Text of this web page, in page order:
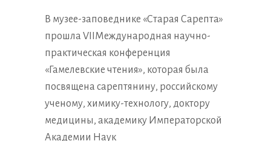
В музее-заповеднике «Старая Сарепта»
прошла VIIМеждународная научно-
практическая конференция
«Гамелевские чтения», которая была
посвящена сарептянину, российскому
ученому, химику-технологу, доктору
медицины, академику Императорской
Академии Наук